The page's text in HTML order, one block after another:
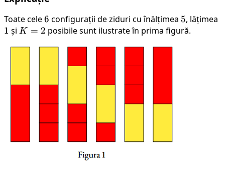
Toate cele6
6 configurații de ziduri cu înălțimea 5
5, lățimea
1 și K
K = 2 posibile sunt ilustrate în prima figură.